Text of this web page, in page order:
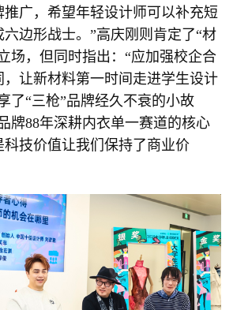
推广，希望年轻设计师可以补充短
边形战士。”高庆刚则肯定了“材
场，但同时指出：“应加强校企合
让新材料第一时间走进学生设计
了“三枪”品牌经久不衰的小故
牌88年深耕内衣单一赛道的核心
技价值让我们保持了商业价